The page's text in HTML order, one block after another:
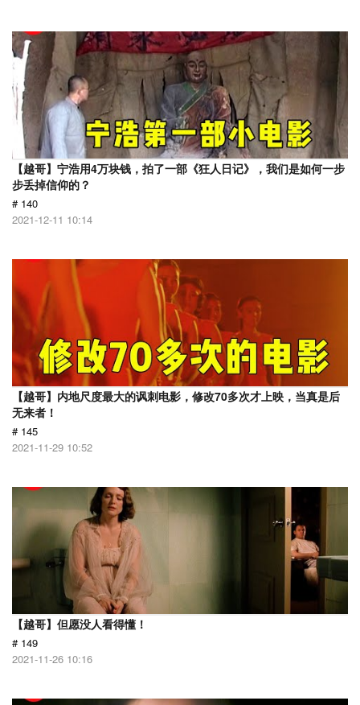
【越哥】宁浩用4万块钱，拍了一部《狂人日记》，我们是如何一步
步丢掉信仰的？
# 140
2021-12-11 10:14
【越哥】内地尺度最大的讽刺电影，修改70多次才上映，当真是后
无来者！
# 145
2021-11-29 10:52
【越哥】但愿没人看得懂！
# 149
2021-11-26 10:16